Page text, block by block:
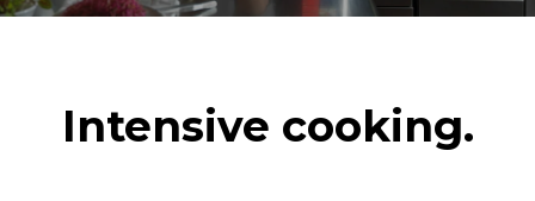
Intensive cooking.